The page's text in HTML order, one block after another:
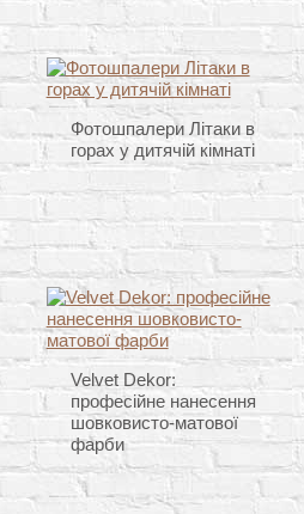
Фотошпалери Літаки в
горах у дитячій кімнаті
Velvet Dekor:
професійне нанесення
шовковисто-матової
фарби